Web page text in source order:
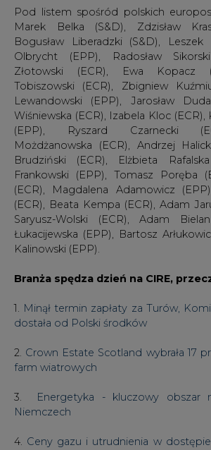
Branża spędza dzień na CIRE,
1.Minął termin zapłaty za Turów,
dostała od Polski środków
2.Crown Estate Scotland wybrała 17
farm wiatrowych
3.Energetyka - kluczowy obszar
Niemczech
4.Ceny gazu i utrudnienia w
uderzą rykoszetem w programy walki
5.Kopalnia Turów ma od stycznia
środowiskową
Artykuł powstał bez wsparcia narzędzi
szkoleń treningowych LLM.
KOMENTARZE
TREŚĆ KOMENTARZA